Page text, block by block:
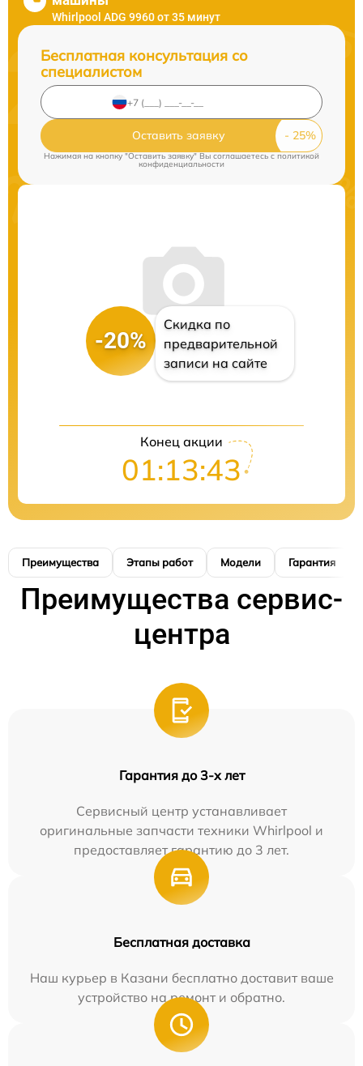
Whirlpool ADG 9960 от 35 минут
Бесплатная консультация со
специалистом
Оставить заявку
Нажимая на кнопку "Оставить заявку" Вы соглашаетесь c политикой
конфиденциальности
-20%
Скидка по
предварительной
записи на сайте
Конец акции
01:13:42
Преимущества Этапы работ Модели Гарантия
Преимущества сервис-
центра
Гарантия до 3-х лет
Сервисный центр устанавливает
оригинальные запчасти техники Whirlpool и
предоставляет гарантию до 3 лет.
Бесплатная доставка
Наш курьер в Казани бесплатно доставит ваше
устройство на ремонт и обратно.